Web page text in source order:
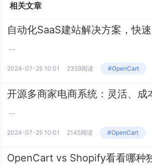
相关文章
...
2024-07-25 10:01 2359阅读 #OpenCart
...
2024-07-25 10:01 2145阅读 #OpenCart